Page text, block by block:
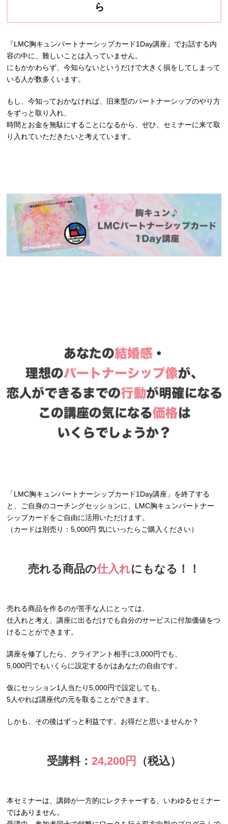
ら
『LMC胸キュンパートナーシップカード1Day講座』でお話する内
容の中に、難しいことは入っていません。
にもかかわらず、今知らないというだけで大きく損をしてしまって
いる人が数多くいます。
もし、今知っておかなければ、旧来型のパートナーシップのやり方
をずっと取り入れ、
時間とお金を無駄にすることになるから、ぜひ、セミナーに来て取
り入れていただきたいと考えています。
「LMC胸キュンパートナーシップカード1Day講座」を終了する
と、ご自身のコーチングセッションに、LMC胸キュンパートナー
シップカードをご自由に活用いただけます。
（カードは別売り：5,000円 気にいったらご購入ください）
売れる商品の仕入れにもなる！！
売れる商品を作るのが苦手な人にとっては、
仕入れと考え、講座に出るだけでも自分のサービスに付加価値をつ
けることができます。
講座を修了したら、クライアント相手に3,000円でも、
5,000円でもいくらに設定するかはあなたの自由です。
仮にセッション1人当たり5,000円で設定しても、
5人やれば講座代の元を取ることができます。
しかも、その後はずっと利益です。お得だと思いませんか？
受講料： 24,200円 （税込）
本セミナーは、講師が一方的にレクチャーする、いわゆるセミナー
ではありません。